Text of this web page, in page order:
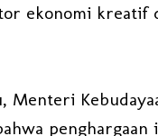
ekonomi kreatif
Menteri